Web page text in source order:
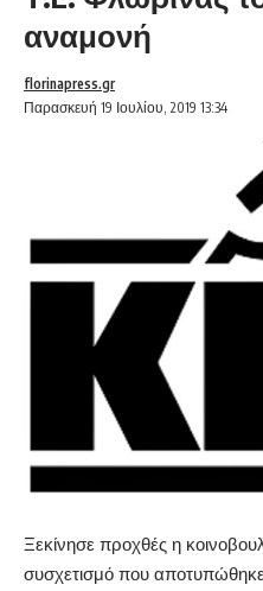
αναμονή
Παρασκευή 19 Ιουλίου, 2019 13:34
florinapress.gr
Ξεκίνησε προχθές η
συσχετισμό που αποτυπώθηκε